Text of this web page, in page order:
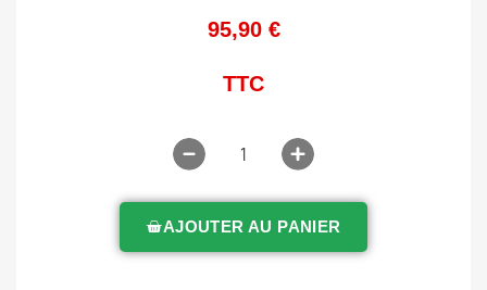
95,90 €
TTC
AJOUTER AU PANIER